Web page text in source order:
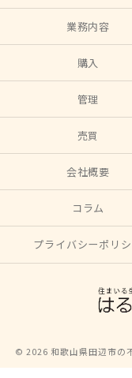
業務内容
購入
管理
売買
会社概要
コラム
プライバシーポリ
© 2026 和歌山県田辺市の